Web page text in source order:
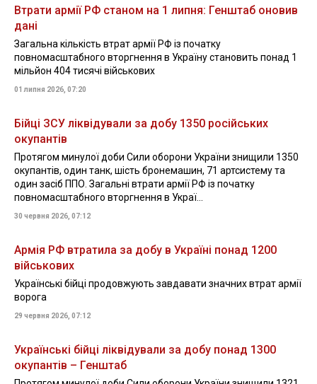
Втрати армії РФ станом на 1 липня: Генштаб оновив
дані
Загальна кількість втрат армії РФ із початку
повномасштабного вторгнення в Україну становить понад 1
мільйон 404 тисячі військових
01 липня 2026, 07:20
Бійці ЗСУ ліквідували за добу 1350 російських
окупантів
Протягом минулої доби Сили оборони України знищили 1350
окупантів, один танк, шість бронемашин, 71 артсистему та
один засіб ППО. Загальні втрати армії РФ із початку
повномасштабного вторгнення в Украї...
30 червня 2026, 07:12
Армія РФ втратила за добу в Україні понад 1200
військових
Українські бійці продовжують завдавати значних втрат армії
ворога
29 червня 2026, 07:12
Українські бійці ліквідували за добу понад 1300
окупантів – Генштаб